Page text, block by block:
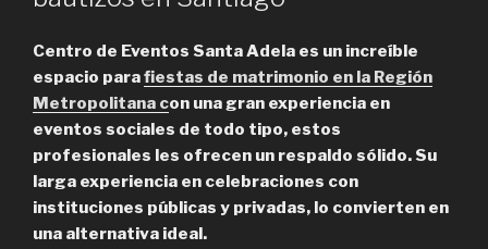
Centro de Eventos Santa Adela es un increíble
espacio parafiestas de matrimonio en la Región
Metropolitana con una gran experiencia en
eventos sociales de todo tipo, estos
profesionales les ofrecen un respaldo sólido. Su
larga experiencia en celebraciones con
instituciones públicas y privadas, lo convierten en
una alternativa ideal.